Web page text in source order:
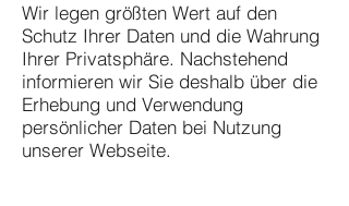
Wir legen größten Wert auf den
Schutz Ihrer Daten und die Wahrung
Ihrer Privatsphäre. Nachstehend
informieren wir Sie deshalb über die
Erhebung und Verwendung
persönlicher Daten bei Nutzung
unserer Webseite.